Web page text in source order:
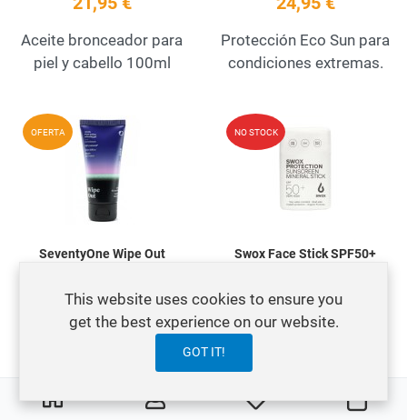
My Wishlist Orga
Aceite bronceador para
piel y cabello 100ml
Protección Eco Sun para
condiciones extremas.
OFERTA Add to Wishlist
SeventyOne Wipe Out
16,95 €
21,95 €
efecto frío de arnica
NO STOCK
Swox Face Stick SPF50+
16,95 €
Protección solar facial
This website uses cookies to ensure you
get the best experience on our website.
GOT IT!